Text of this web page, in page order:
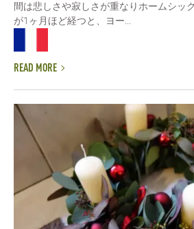
間は悲しさや寂しさが重なりホームシッ
が1ヶ月ほど経つと、ヨー...
READ MORE